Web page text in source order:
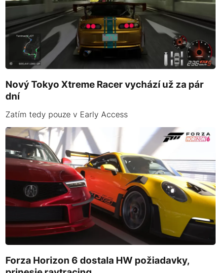
Nový Tokyo Xtreme Racer vychází už za pár
dní
Zatím tedy pouze v Early Access
Forza Horizon 6 dostala HW požiadavky,